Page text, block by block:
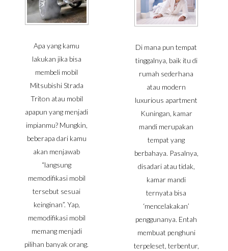
Apa yang kamu
lakukan jika bisa
membeli mobil
Mitsubishi Strada
Triton atau mobil
apapun yang menjadi
impianmu? Mungkin,
beberapa dari kamu
akan menjawab
“langsung
memodifikasi mobil
tersebut sesuai
keinginan”. Yap,
memodifikasi mobil
memang menjadi
pilihan banyak orang.
Di mana pun tempat
tinggalnya, baik itu di
rumah sederhana
atau modern
luxurious apartment
Kuningan, kamar
mandi merupakan
tempat yang
berbahaya. Pasalnya,
disadari atau tidak,
kamar mandi
ternyata bisa
‘mencelakakan’
penggunanya. Entah
membuat penghuni
terpeleset, terbentur,